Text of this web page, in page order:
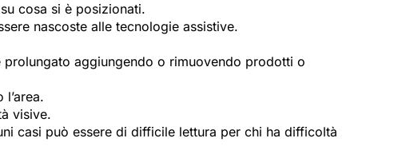
cosa si è posizionati.
nascoste alle tecnologie assistive.
aggiungendo o rimuovendo prodotti o
visive.
casi può essere di difficile lettura per chi ha difficoltà